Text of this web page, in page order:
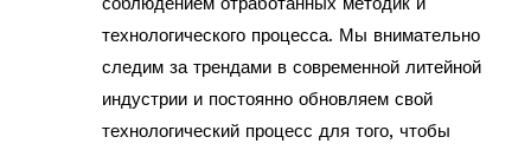
технологического процесса. Мы внимательно
следим за трендами в современной литейной
индустрии и постоянно обновляем свой
технологический процесс для того, чтобы